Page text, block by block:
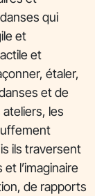
qui
et
et
étaler,
et de
les
ils traversent
l’imaginaire
de rapports